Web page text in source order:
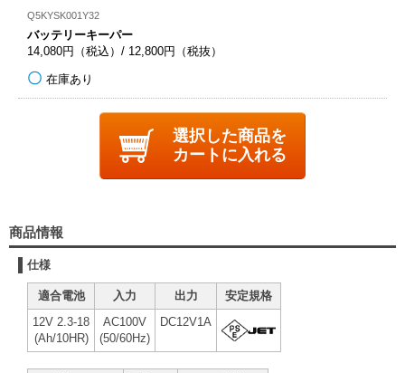
Q5KYSK001Y32
バッテリーキーパー
14,080円（税込）/ 12,800円（税抜）
在庫あり
選択した商品を
カートに入れる
商品情報
仕様
適合電池 入力 出力
安定規格
12V 2.3-18
(Ah/10HR)
AC100V
(50/60Hz)
DC12V1A